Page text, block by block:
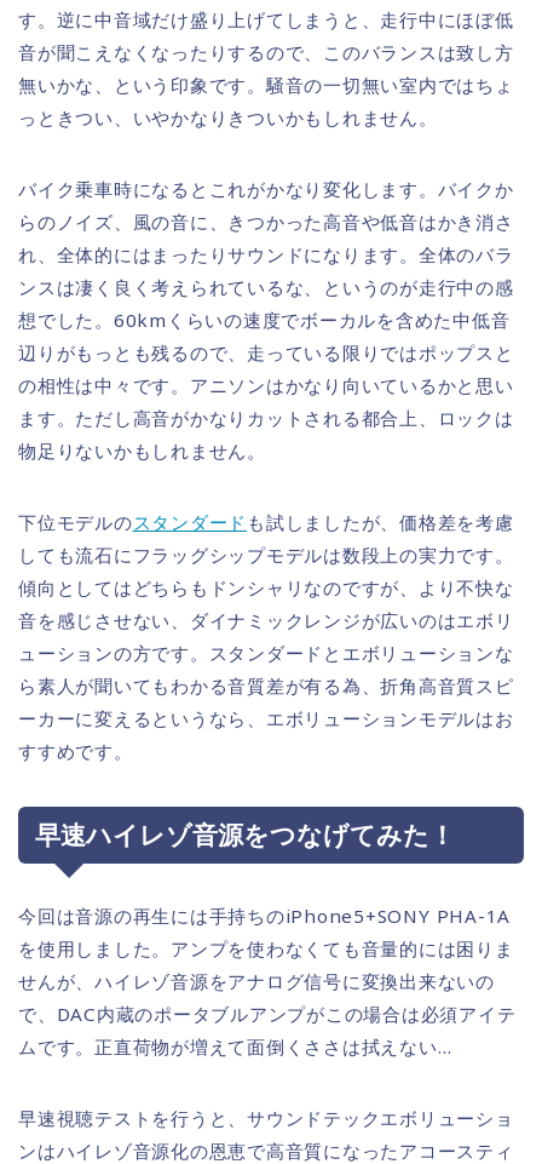
す。逆に中音域だけ盛り上げてしまうと、走行中にほぼ低
音が聞こえなくなったりするので、このバランスは致し方
無いかな、という印象です。騒音の一切無い室内ではちょ
っときつい、いやかなりきついかもしれません。
バイク乗車時になるとこれがかなり変化します。バイクか
らのノイズ、風の音に、きつかった高音や低音はかき消さ
れ、全体的にはまったりサウンドになります。全体のバラ
ンスは凄く良く考えられているな、というのが走行中の感
想でした。60kmくらいの速度でボーカルを含めた中低音
辺りがもっとも残るので、走っている限りではポップスと
の相性は中々です。アニソンはかなり向いているかと思い
ます。ただし高音がかなりカットされる都合上、ロックは
物足りないかもしれません。
下位モデルのスタンダード も試しましたが、価格差を考慮
しても流石にフラッグシップモデルは数段上の実力です。
傾向としてはどちらもドンシャリなのですが、より不快な
音を感じさせない、ダイナミックレンジが広いのはエボリ
ューションの方です。スタンダードとエボリューションな
ら素人が聞いてもわかる音質差が有る為、折角高音質スピ
ーカーに変えるというなら、エボリューションモデルはお
すすめです。
早速ハイレゾ音源をつなげてみた！
今回は音源の再生には手持ちのiPhone5+SONY PHA-1A
を使用しました。アンプを使わなくても音量的には困りま
せんが、ハイレゾ音源をアナログ信号に変換出来ないの
で、DAC内蔵のポータブルアンプがこの場合は必須アイテ
ムです。正直荷物が増えて面倒くささは拭えない…
早速視聴テストを行うと、サウンドテックエボリューショ
ンはハイレゾ音源化の恩恵で高音質になったアコースティ